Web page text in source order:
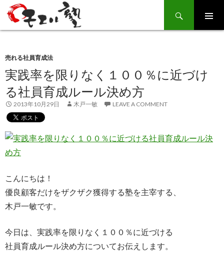
Search
SKIP
TO
売れる社員育成法
実践率を限りなく１００％に近づけ
る社員育成ルール決め方
2013年10月29日 木戸一敏 LEAVE A COMMENT
こんにちは！
優良顧客だけをザクザク獲得する塾を主宰する、
木戸一敏です。
今日は、実践率を限りなく１００％に近づける
社員育成ルール決め方についてお伝えします。